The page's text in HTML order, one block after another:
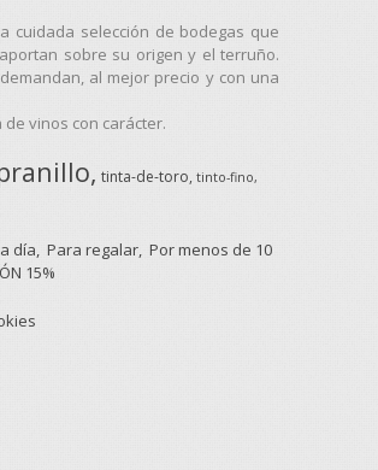
cuidada selección de bodegas que
sobre su origen y el terruño.
al mejor precio y con una
vinos con carácter.
tinta-de-toro tinto-fino
día Para regalar Por menos de 10
15%